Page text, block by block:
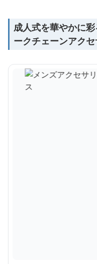
成人式を華やかに
ークチェーンアク